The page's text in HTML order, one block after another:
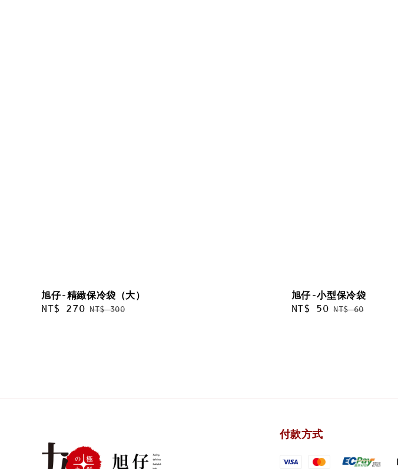
旭仔-精緻保冷袋（大）
Sale
NT$ 270 Regular
NT$ 300
旭仔-小型保冷袋
Sale
NT$ 50 Regular
NT$ 60
付款方式